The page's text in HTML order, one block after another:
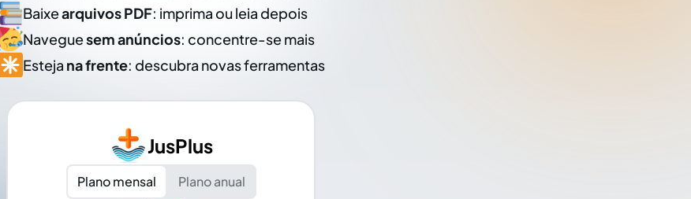
Baixearquivos PDF: imprima ou leia depois
Naveguesem anúncios: concentre-se mais
Esteja na frente: descubra novas ferramentas
JusPlus
Plano mensal
Plano anual